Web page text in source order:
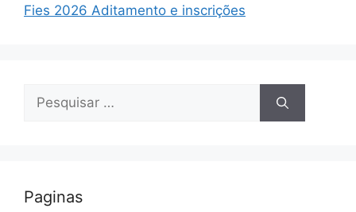
Fies 2026 Aditamento e inscrições
Pesquisar
Paginas